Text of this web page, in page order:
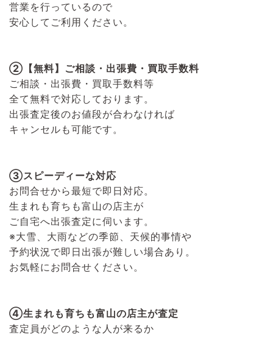
営業を行っているので
安心してご利用ください。
②【無料】ご相談・出張費・買取手数料
ご相談・出張費・買取手数料等
全て無料で対応しております。
出張査定後のお値段が合わなければ
キャンセルも可能です。
③スピーディーな対応
お問合せから最短で即日対応。
生まれも育ちも富山の店主が
ご自宅へ出張査定に伺います。
※大雪、大雨などの季節、天候的事情や
予約状況で即日出張が難しい場合あり。
お気軽にお問合せください。
④生まれも育ちも富山の店主が査定
査定員がどのような人が来るか